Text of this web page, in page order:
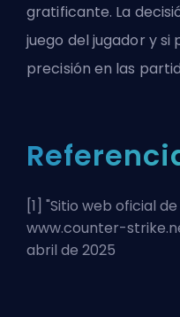
gratificante. La
juego del jugador y si
precisión en las
[1] "Sitio web oficial
www.counter-
abril de 2025